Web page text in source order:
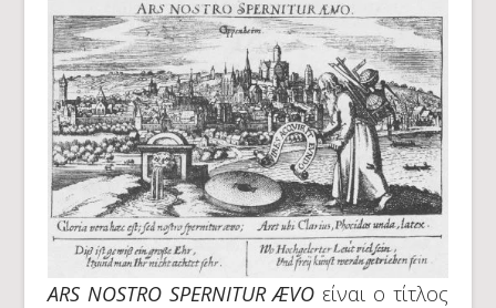
ARS NOSTRO SPERNITUR ÆVO είναι ο τίτλος